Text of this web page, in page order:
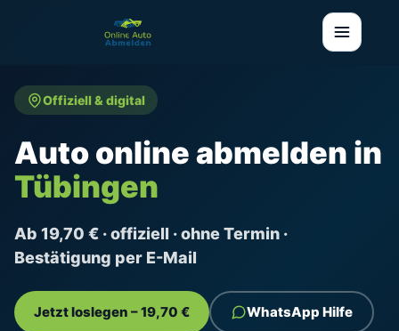
Offiziell & digital
Auto online abmelden in
Tübingen
Ab 19,70 € · offiziell · ohne Termin ·
Bestätigung per E-Mail
Jetzt loslegen – 19,70 € WhatsApp Hilfe